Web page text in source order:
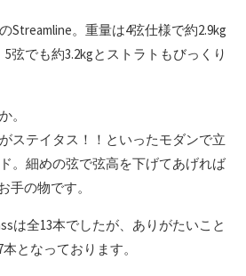
Streamline。重量は4弦仕様で約2.9kg
弦でも約3.2kgとストラトもびっくり
。
ステイタス！！といったモダンで立
。細めの弦で弦高を下げてあげれば
手の物です。
は全13本でしたが、ありがたいこと
となっております。